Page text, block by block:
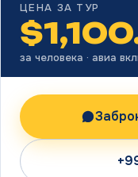
ЦЕНА ЗА ТУР
$
за человека · авиа